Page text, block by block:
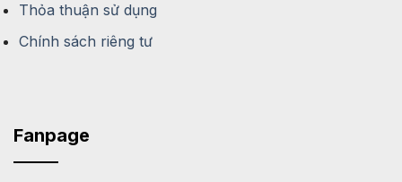
Thỏa thuận sử dụng
Chính sách riêng tư
Fanpage